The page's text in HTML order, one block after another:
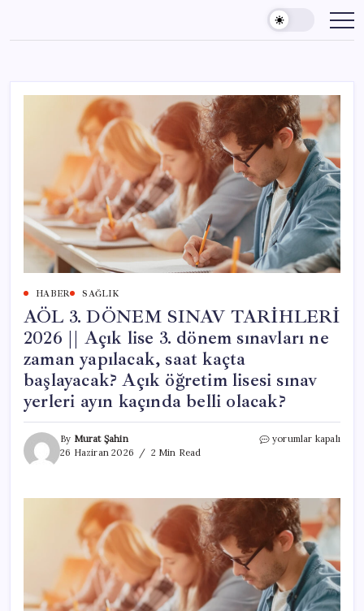
content
HABER SAĞLIK
AÖL 3. DÖNEM SINAV TARİHLERİ
2026 || Açık lise 3. dönem sınavları ne
zaman yapılacak, saat kaçta
başlayacak? Açık öğretim lisesi sınav
yerleri ayın kaçında belli olacak?
By Murat Şahin
26 Haziran 2026
2 Min Read
AÖL
2026
Açık
lise
3.
dönem
sınavları
ne
yorumlar kapalı